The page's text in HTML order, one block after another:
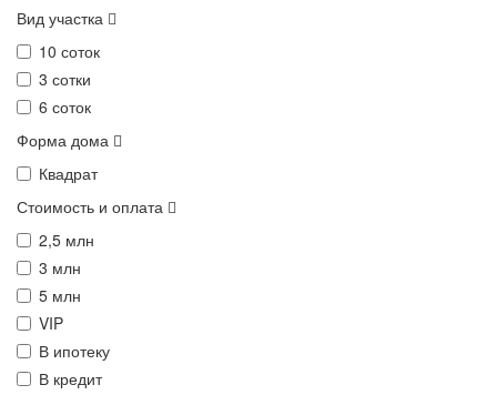
Вид участка
10 соток
3 сотки
6 соток
Форма дома
Квадрат
Стоимость и оплата
2,5 млн
3 млн
5 млн
VIP
В ипотеку
В кредит